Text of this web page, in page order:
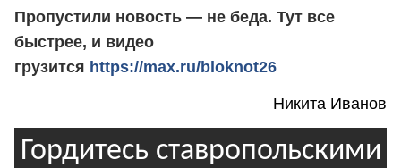
Пропустили новость — не беда. Тут все
быстрее, и видео
грузится https://max.ru/bloknot26
Никита Иванов